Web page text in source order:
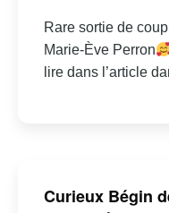
Rare sortie de
Marie-Ève Perron
lire dans l’article
Curieux Bégin